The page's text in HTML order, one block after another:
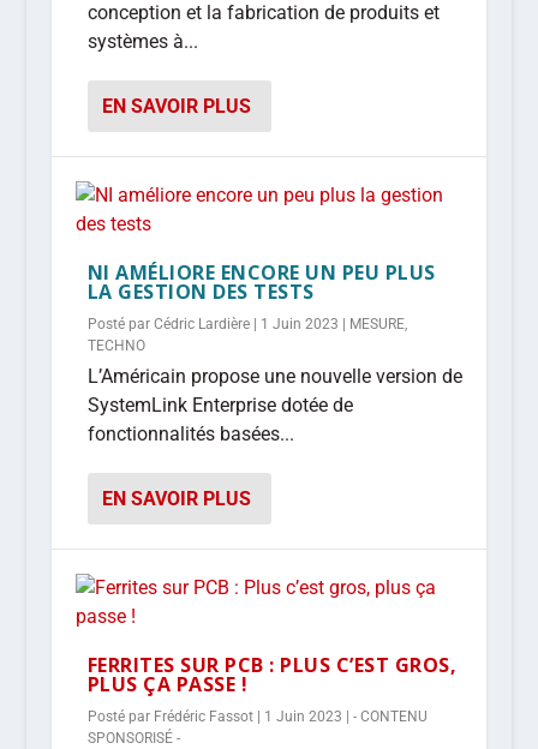
conception et la fabrication de produits et
systèmes à...
EN SAVOIR PLUS
NI AMÉLIORE ENCORE UN PEU PLUS
LA GESTION DES TESTS
Posté par Cédric Lardière| 1 Juin 2023 MESURE,
TECHNO
L’Américain propose une nouvelle version de
SystemLink Enterprise dotée de
fonctionnalités basées...
EN SAVOIR PLUS
FERRITES SUR PCB : PLUS C’EST GROS,
PLUS ÇA PASSE !
Posté par Frédéric Fassot| 1 Juin 2023
- CONTENU
SPONSORISÉ -